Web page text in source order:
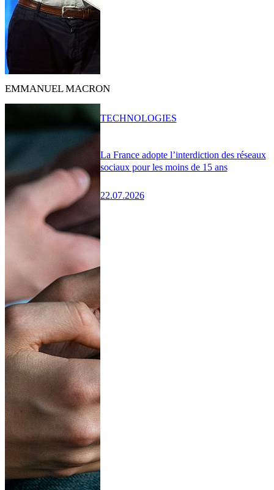
EMMANUEL MACRON
La France adopte l’interdiction des réseaux
sociaux pour les moins de 15 ans
22.07.2026
TECHNOLOGIES